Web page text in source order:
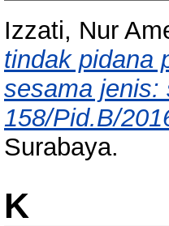
Izzati, Nur
tindak pidana
sesama jenis:
158/Pid.B/
Surabaya.
K